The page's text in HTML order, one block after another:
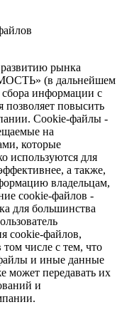
рынка
(в дальнейшем
информации с
позволяет повысить
Сookie-файлы -
на
которые
используются для
а также,
владельцам,
cookie-файлов -
для большинства
cookie-файлов,
числе с тем, что
и иные данные
может передавать их
и